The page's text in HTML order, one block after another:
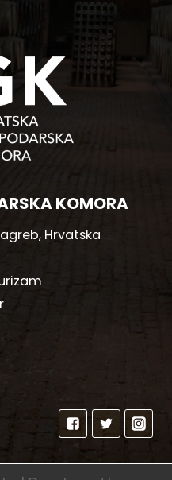
KOMORA
Hrvatska